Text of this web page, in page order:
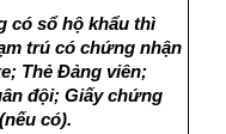
có sổ hộ khẩu thì
trú có chứng nhận
Thẻ Đảng viên;
đội; Giấy chứng
có).